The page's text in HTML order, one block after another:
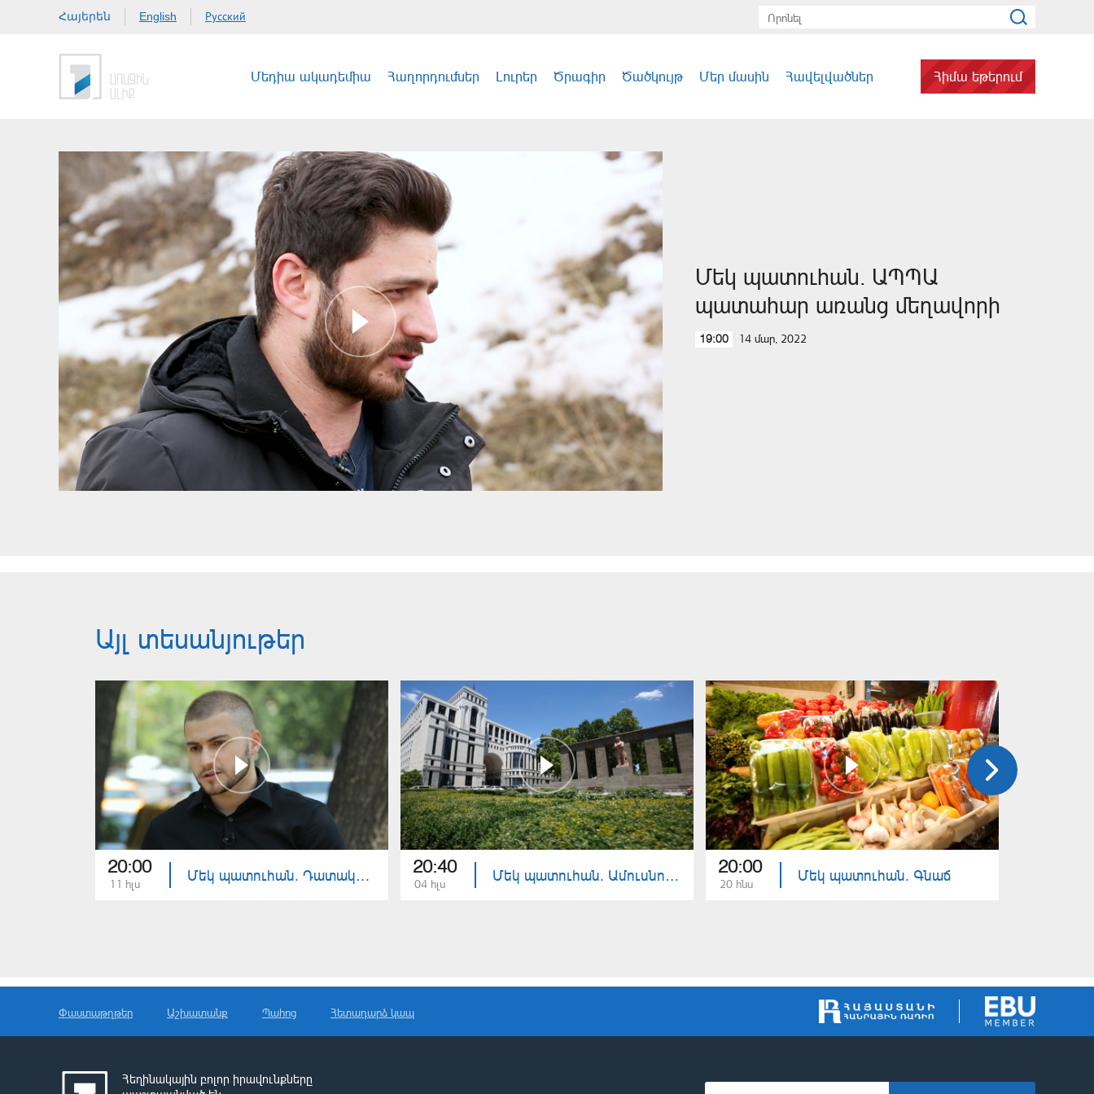
Հայերեն English Русский
Մեդիա ակադեմիա Հաղորդումներ Լուրեր Ծրագիր Ծածկույթ Մեր մասին Հավելվածներ Հիմա եթերում
Մեկ պատուհան. ԱՊՊԱ
պատահար առանց մեղավորի
19:00 14 մար, 2022
Այլ տեսանյութեր
20:00
11 հլս Մեկ պատուհան. Դատական իշխանություն 20:40
04 հլս Մեկ պատուհան. Ամուսնության գրանցում 20:00
20 հնս Մեկ պատուհան. Գնաճ
Փաստաթղթեր Աշխատանք Պահոց Հետադարձ կապ
Հեղինակային բոլոր իրավունքները